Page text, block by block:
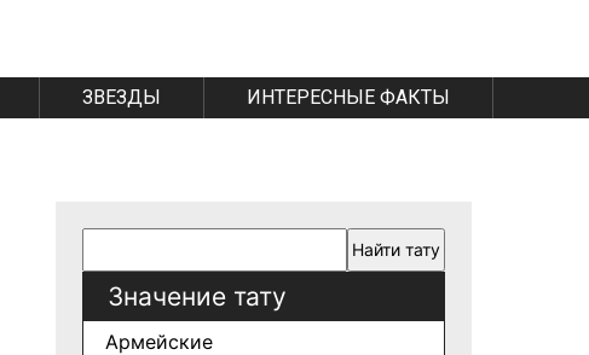
ЗВЕЗДЫ ИНТЕРЕСНЫЕ ФАКТЫ
Значение тату
Армейские